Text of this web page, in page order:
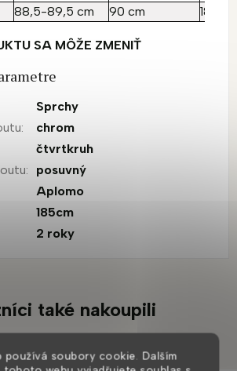
používá soubory cookie. Dalším
88,5-89,5 cm 90 cm 185
SA MÔŽE ZMENIŤ
Sprchy
:
chrom
čtvrtkruh
:
posuvný
Aplomo
185cm
2 roky
také nakoupili